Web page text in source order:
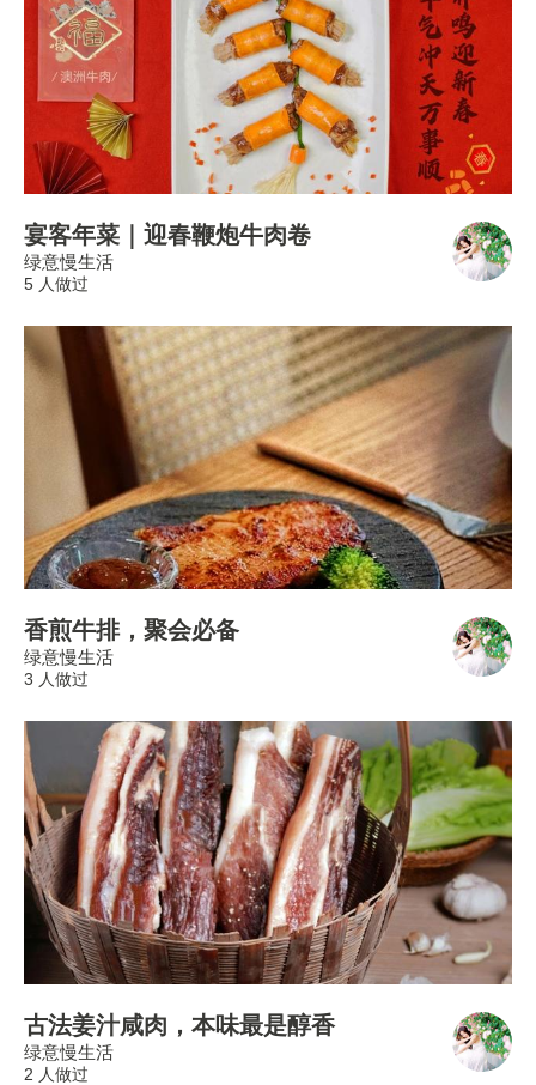
宴客年菜｜迎春鞭炮牛肉卷
绿意慢生活
5 人做过
香煎牛排，聚会必备
绿意慢生活
3 人做过
古法姜汁咸肉，本味最是醇香
绿意慢生活
2 人做过